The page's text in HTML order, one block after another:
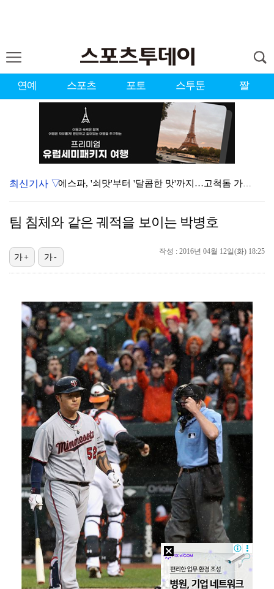
연예 스포츠 포토 스투툰 짤
에스파, '쇠맛'부터 '달콤한 맛'까지…고척돔 가득 채…
'리그 2연패 정조준' 아스널, 뉴캐슬서 기마랑이스 영…
에스파 고척돔 공연에 반가운 얼굴…아이들 미연·트와이스…
'첫 승 도전' 장은수 "우승 의식하기보다 내 플레이에…
박지민 아나운서 "발리까지 갔는데…'피의 게임2' 출연…
한국 남자배구, 중국 3-0 완파하고 동아시아선수권 결…
'서명관·야고 연속골' 울산, 동해안 더비서 포항 제압…
최신기사 ▽
팀 침체와 같은 궤적을 보이는 박병호
작성 : 2016년 04월 12일(화) 18:25
가+ 가-